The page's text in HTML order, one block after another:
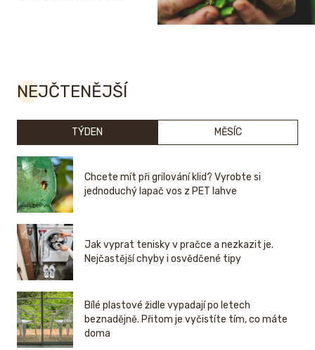
NEJČTENĚJŠÍ
TÝDEN MĚSÍC
Chcete mít při grilování klid? Vyrobte si
jednoduchý lapač vos z PET lahve
Jak vyprat tenisky v pračce a nezkazit je.
Nejčastější chyby i osvědčené tipy
Bílé plastové židle vypadají po letech
beznadějně. Přitom je vyčistíte tím, co máte
doma